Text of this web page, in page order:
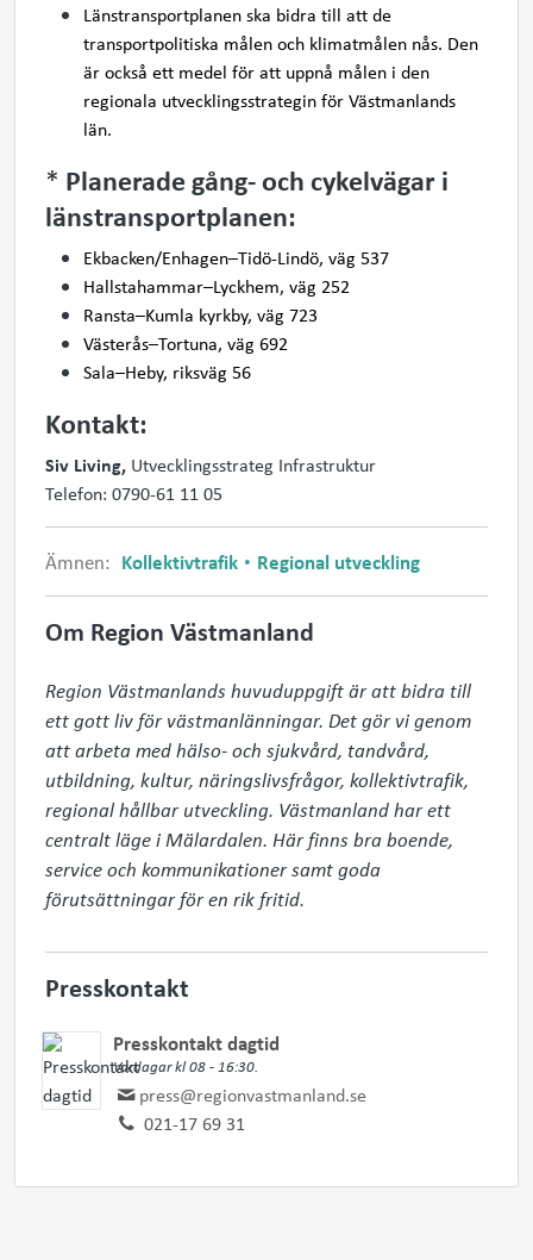
Länstransportplanen ska bidra till att de
transportpolitiska målen och klimatmålen nås. Den
är också ett medel för att uppnå målen i den
regionala utvecklingsstrategin för Västmanlands
län.
* Planerade gång- och cykelvägar i
länstransportplanen:
Ekbacken/Enhagen–Tidö-Lindö, väg 537
Hallstahammar–Lyckhem, väg 252
Ransta–Kumla kyrkby, väg 723
Västerås–Tortuna, väg 692
Sala–Heby, riksväg 56
Kontakt:
Siv Living, Utvecklingsstrateg Infrastruktur
Telefon: 0790-61 11 05
Ämnen: Kollektivtrafik Regional utveckling
Om Region Västmanland
Region Västmanlands huvuduppgift är att bidra till
ett gott liv för västmanlänningar. Det gör vi genom
att arbeta med hälso- och sjukvård, tandvård,
utbildning, kultur, näringslivsfrågor, kollektivtrafik,
regional hållbar utveckling. Västmanland har ett
centralt läge i Mälardalen. Här finns bra boende,
service och kommunikationer samt goda
förutsättningar för en rik fritid.
Presskontakt
Presskontakt dagtid
Vardagar kl 08 - 16:30.
press@regionvastmanland.se
021-17 69 31